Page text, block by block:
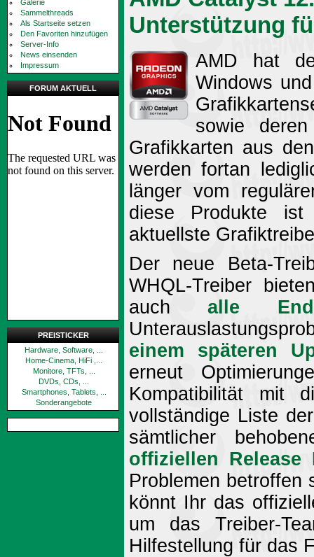
Galerie
Sammelthreads
Als Startseite setzen
Den Favoriten hinzufügen
Server-Info
News einsenden
Impressum
FORUM AKTUELL
PREISTICKER
Hardware, Software, ...
Home-Cinema, HiFi ,...
Monitore, TFTs, ...
DVDs, CDs, ...
Smartphones, Tablets, ...
Sonderangebote
Unterstützung
AMD hat
Windows
sowie
Grafikkarten aus
werden fortan
länger vom
diese Produkte
aktuellste
Der neue Beta-
WHQL-Treiber
auchalle
einem späteren
erneut
Kompatibilität mit
vollständige Liste
sämtlicher
offiziellen Release
Problemen betroffen
könnt Ihr das
um das Treiber-
Hilfestellung für das